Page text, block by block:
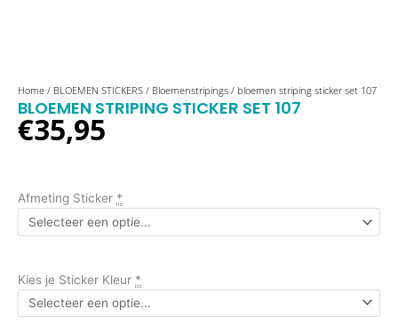
Home / BLOEMEN STICKERS / Bloemenstripings / bloemen striping sticker set 107
BLOEMEN STRIPING STICKER SET 107
€35,95
Afmeting Sticker *
Kies je Sticker Kleur *
bloemen
striping
sticker